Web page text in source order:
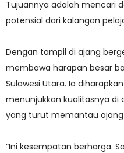
Tujuannya adalah mencari
potensial dari kalangan
Dengan tampil di ajang
membawa harapan besar
Sulawesi Utara. Ia
menunjukkan kualitasnya
yang turut memantau ajang
“Ini kesempatan berharga.